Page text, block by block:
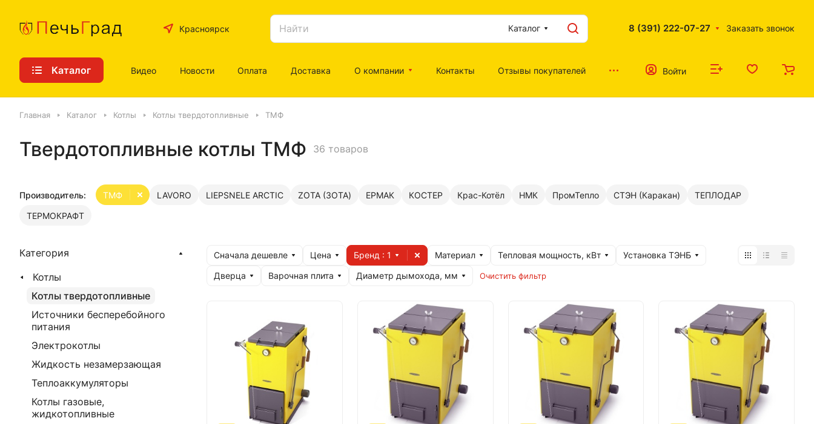
Красноярск Каталог 8 (391) 222-07-27 Заказать звонок
Каталог Видео Новости Оплата Доставка О компании Контакты Отзывы покупателей Войти
Главная Каталог Котлы Котлы твердотопливные ТМФ
Твердотопливные котлы ТМФ 36 товаров
Производитель: LAVORO LIEPSNELE ARCTIC ZOTA (ЗОТА) ЕРМАК КОСТЕР Крас-Котёл НМК ПромТепло СТЭН (Каракан)
ТЕПЛОДАР
ТЕРМОКРАФТ
ТМФ
Сначала дешевле Цена Бренд : 1 Материал Тепловая мощность, кВт
Установка ТЭНБ
Дверца
Варочная плита Диаметр дымохода, мм Очистить фильтр
Категория
Котлы
Котлы твердотопливные
Источники бесперебойного
питания
Электрокотлы
Жидкость незамерзающая
Теплоаккумуляторы
Котлы газовые,
жидкотопливные